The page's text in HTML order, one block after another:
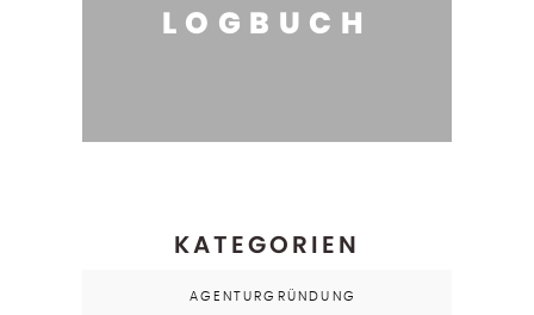
LOGBUCH
KATEGORIEN
AGENTURGRÜNDUNG